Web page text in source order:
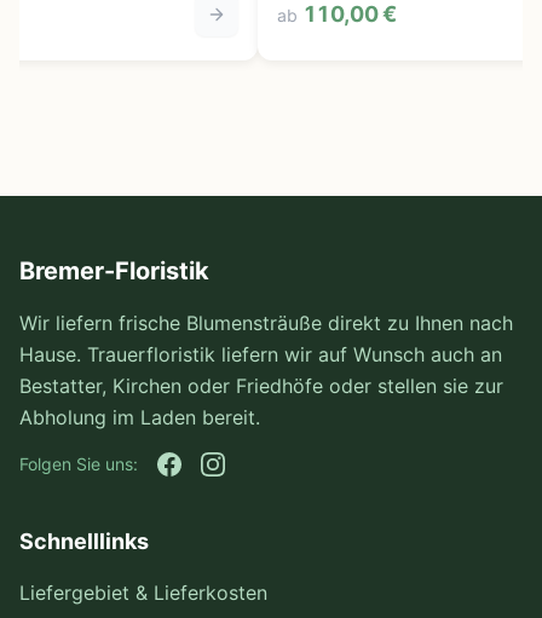
ab 110,00 €
Bremer-Floristik
Wir liefern frische Blumensträuße direkt zu Ihnen nach
Hause. Trauerfloristik liefern wir auf Wunsch auch an
Bestatter, Kirchen oder Friedhöfe oder stellen sie zur
Abholung im Laden bereit.
Folgen Sie uns:
Schnelllinks
Liefergebiet & Lieferkosten